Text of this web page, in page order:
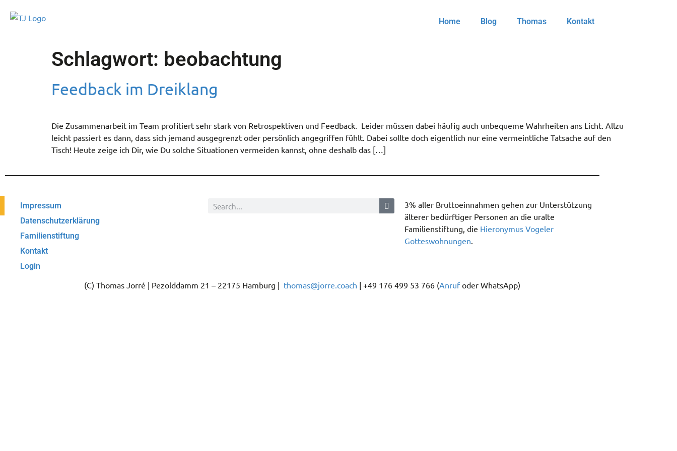
Home Blog Thomas Kontakt
Schlagwort: beobachtung
Feedback im Dreiklang
Die Zusammenarbeit im Team profitiert sehr stark von Retrospektiven und Feedback. Leider müssen dabei häufig auch unbequeme Wahrheiten ans Licht. Allzu
leicht passiert es dann, dass sich jemand ausgegrenzt oder persönlich angegriffen fühlt. Dabei sollte doch eigentlich nur eine vermeintliche Tatsache auf den
Tisch! Heute zeige ich Dir, wie Du solche Situationen vermeiden kannst, ohne deshalb das […]
Impressum
Datenschutzerklärung
Familienstiftung
Kontakt
Login
3% aller Bruttoeinnahmen gehen zur Unterstützung
älterer bedürftiger Personen an die uralte
Familienstiftung, die Hieronymus Vogeler
Gotteswohnungen.
(C) Thomas Jorré | Pezolddamm 21 – 22175 Hamburg | thomas@jorre.coach | +49 176 499 53 766 (Anrufoder WhatsApp)